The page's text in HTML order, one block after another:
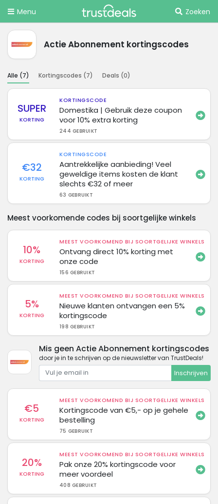
Menu Zoeken
Actie Abonnement kortingscodes
Alle (7) Kortingscodes (7) Deals (0)
SUPER
KORTING
KORTINGSCODE
Domestika | Gebruik deze coupon
voor 10% extra korting
244 GEBRUIKT
€32
KORTING
KORTINGSCODE
Aantrekkelijke aanbieding! Veel
geweldige items kosten de klant
slechts €32 of meer
63 GEBRUIKT
Meest voorkomende codes bij soortgelijke winkels
10%
KORTING
MEEST VOORKOMEND BIJ SOORTGELIJKE WINKELS
Ontvang direct 10% korting met
onze code
156 GEBRUIKT
5%
KORTING
MEEST VOORKOMEND BIJ SOORTGELIJKE WINKELS
Nieuwe klanten ontvangen een 5%
kortingscode
198 GEBRUIKT
Mis geen Actie Abonnement kortingscodes
door je in te schrijven op de nieuwsletter van TrustDeals!
Inschrijven
€5
KORTING
MEEST VOORKOMEND BIJ SOORTGELIJKE WINKELS
Kortingscode van €5,- op je gehele
bestelling
75 GEBRUIKT
20%
KORTING
MEEST VOORKOMEND BIJ SOORTGELIJKE WINKELS
Pak onze 20% kortingscode voor
meer voordeel
408 GEBRUIKT